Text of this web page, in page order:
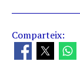
Comparteix: